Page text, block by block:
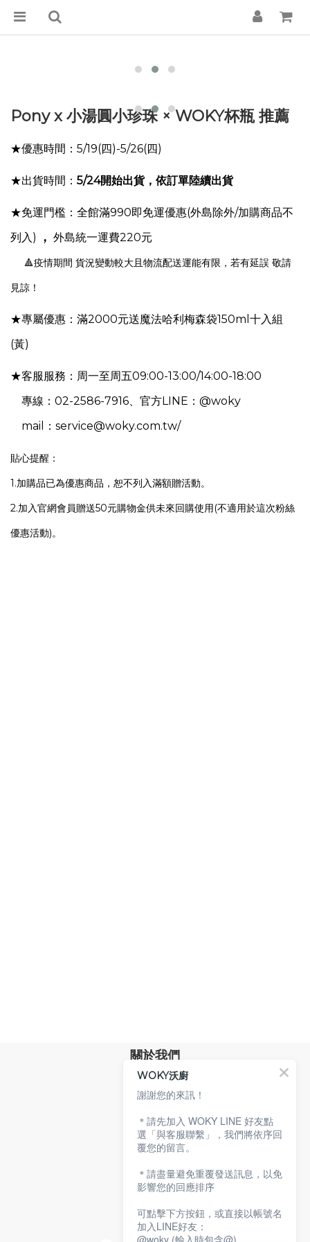
Pony x 小湯圓小珍珠 × WOKY杯瓶 推薦
★優惠時間：5/19(四)-5/26(四)
★出貨時間： 5/24開始出貨，依訂單陸續出貨
★免運門檻：全館滿990即免運優惠(外島除外/加購商品不
列入)
， 外島統一運費220元
🔺疫情期間 貨況變動較大且物流配送運能有限，若有延誤 敬請
見諒！
★專屬優惠： 滿2000元送魔法哈利梅森袋150ml十入組
(黃)
★客服服務： 周一至周五09:00-13:00/14:00-18:00
專線：02-2586-7916、官方LINE：@woky
mail：service@woky.com.tw/
貼心提醒：
1.加購品已為優惠商品，恕不列入滿額贈活動。
2.加入官網會員贈送50元購物金供未來回購使用(不適用於這次粉絲
優惠活動)。
關於我們
品牌故事
專業技術
環保沃廚
顧客服務
服務條款
隱私權政策
聯絡沃廚
WOKY沃廚
謝謝您的來訊！
＊請先加入 WOKY LINE 好友點
選「與客服聯繫」，我們將依序回
覆您的留言。
＊請盡量避免重覆發送訊息，以免
影響您的回應排序
可點擊下方按鈕，或直接以帳號名
加入LINE好友：
@woky (輸入時包含@)